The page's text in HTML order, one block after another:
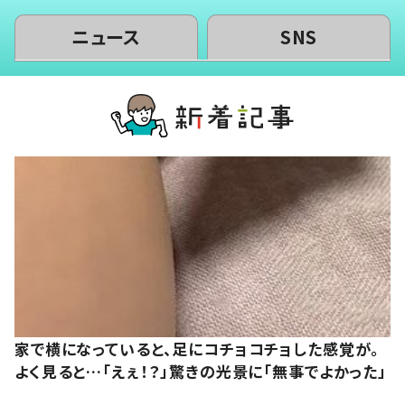
ニュース SNS
家で横になっていると、足にコチョコチョした感覚が。
よく見ると…「えぇ！？」驚きの光景に「無事でよかった」